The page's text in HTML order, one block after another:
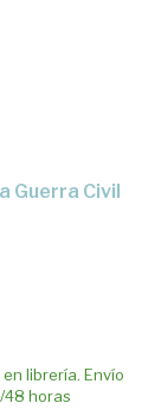
Guerra Civil
librería. Envío
48 horas